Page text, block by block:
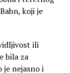
koji je
ili
bila za
je nejasno i